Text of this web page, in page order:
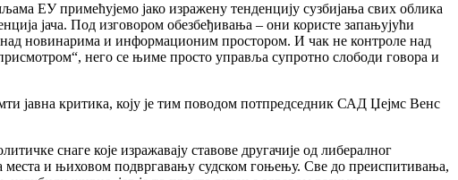
ЕУ примећујемо јако изражену тенденцију сузбијања свих облика
јача. Под изговором обезбеђивања – они користе запањујући
над новинарима и информационим простором. И чак не контроле над
него се њиме просто управља супротно слободи говора и
јавна критика, коју је тим поводом потпредседник САД Џејмс Венс
снаге које изражавају ставове другачије од либералног
места и њиховом подвргавању судском гоњењу. Све до преиспитивања,